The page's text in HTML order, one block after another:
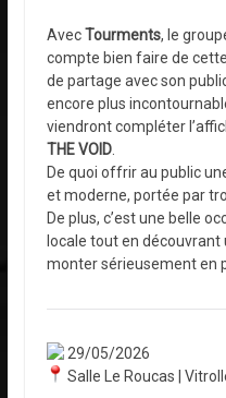
AvecTourments, le
compte bien faire de
de partage avec son
encore plus
viendront compléter
THE VOID.
De quoi offrir au public
et moderne, portée par
De plus, c’est une belle
locale tout en
monter sérieusement en
29/05/2026
Salle Le Roucas |